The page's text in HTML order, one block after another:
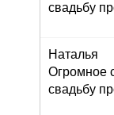
свадьбу
Наталья
Огромное
свадьбу